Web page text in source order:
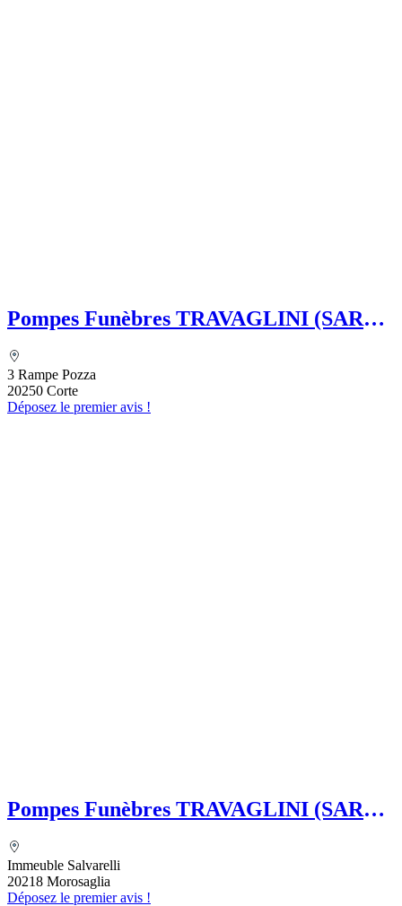
Pompes Funèbres TRAVAGLINI (SARL)
secondaire Grégoire TRAVAGLINI
3 Rampe Pozza
20250 Corte
Déposez le premier avis !
Pompes Funèbres TRAVAGLINI (SARL)
secondaire Pompes funèbres Impériales
Grégoire TRAVAGLINI
Immeuble Salvarelli
20218 Morosaglia
Déposez le premier avis !